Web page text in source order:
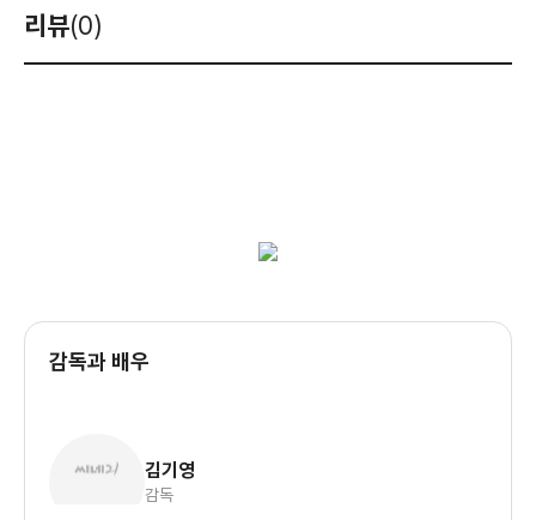
리뷰(0)
감독과 배우
김기영
감독